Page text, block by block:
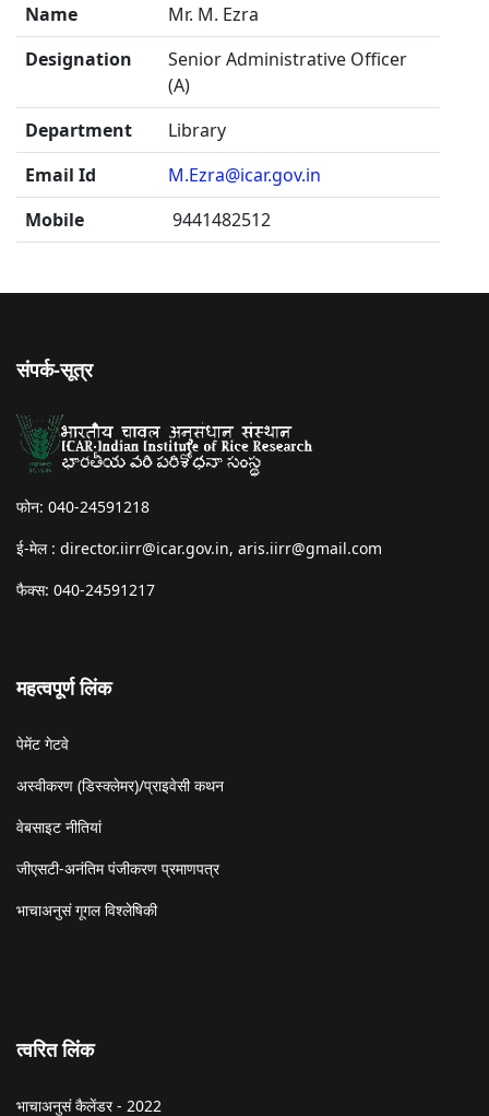
Name
Mr. M. Ezra
Designation
Senior Administrative Officer
(A)
Department
Library
Email Id
M.Ezra@icar.gov.in
Mobile
9441482512
संपर्क-सूत्र
फोन: 040-24591218
ई-मेल : director.iirr@icar.gov.in, aris.iirr@gmail.com
फैक्स: 040-24591217
महत्वपूर्ण लिंक
पेमेंट गेटवे
अस्वीकरण (डिस्क्लेमर)/प्राइवेसी कथन
वेबसाइट नीतियां
जीएसटी-अनंतिम पंजीकरण प्रमाणपत्र
भाचाअनुसं गूगल विश्लेषिकी
त्वरित लिंक
भाचाअनुसं कैलेंडर - 2022